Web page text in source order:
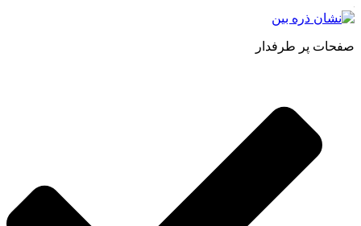
صفحات پر طرفدار